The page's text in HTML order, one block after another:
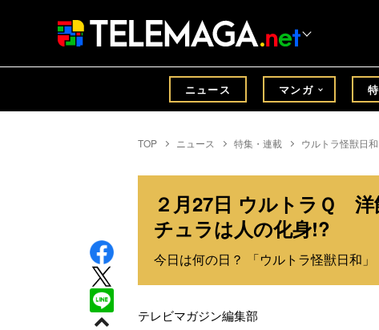
ニュース マンガ
TOP ニュース 特集・連載 ウルトラ怪獣日和
２月27日 ウルトラＱ
チュラは人の化身!?
今日は何の日？ 「ウルトラ怪獣日和」
テレビマガジン編集部